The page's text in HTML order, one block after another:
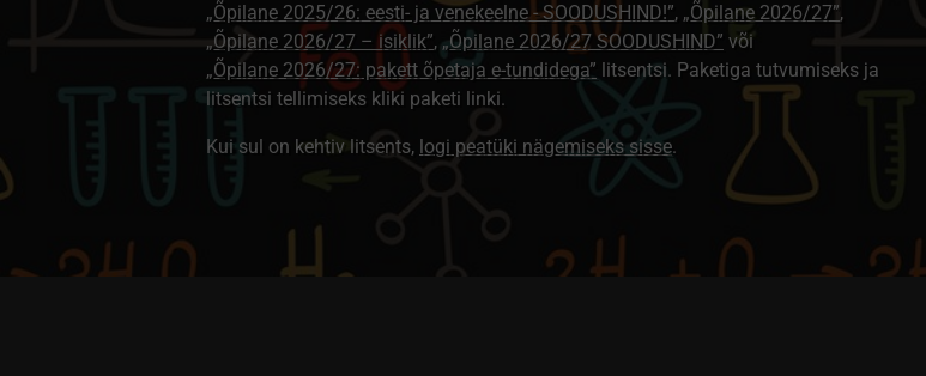
„Õpilane 2025/26: eesti- ja venekeelne - SOODUSHIND!”, „Õpilane 2026/27”,
„Õpilane 2026/27 – isiklik”, „Õpilane 2026/27 SOODUSHIND” või
„Õpilane 2026/27: pakett õpetaja e-tundidega” litsentsi. Paketiga tutvumiseks ja
litsentsi tellimiseks kliki paketi linki.
Kui sul on kehtiv litsents, logi peatüki nägemiseks sisse.